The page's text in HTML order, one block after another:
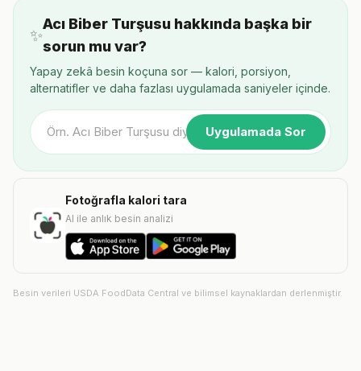
✨
Acı Biber Turşusu hakkında başka bir
sorun mu var?
Yapay zekâ besin koçuna sor — kalori, porsiyon,
alternatifler ve daha fazlası uygulamada saniyeler içinde.
Uygulamada Sor
Fotoğrafla kalori tara
AI ile anlık besin analizi
Besin verileri USDA FoodData Central ve bilimsel kaynaklardan derlenmiştir.